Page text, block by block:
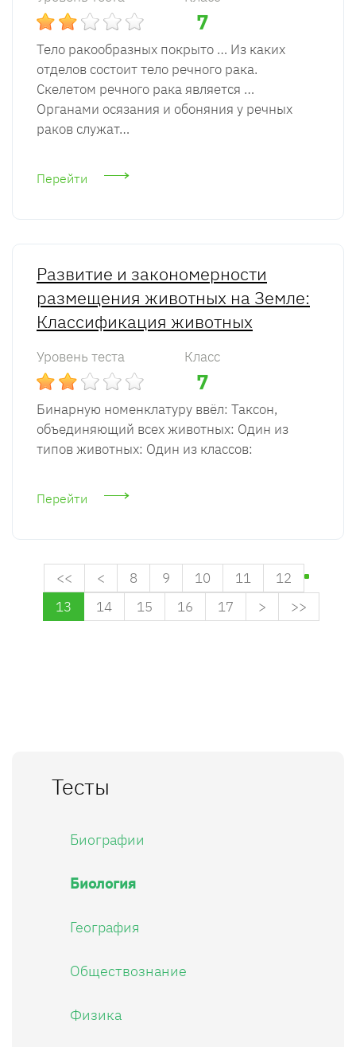
7
Тело ракообразных покрыто … Из каких
отделов состоит тело речного рака.
Скелетом речного рака является …
Органами осязания и обоняния у речных
раков служат…
Перейти
Развитие и закономерности
размещения животных на Земле:
Классификация животных
Уровень теста Класс
7
Бинарную номенклатуру ввёл: Таксон,
объединяющий всех животных: Один из
типов животных: Один из классов:
Перейти
<< < 8 9 10 11
12
13
14 15 16 17 > >>
Тесты
Биографии
Биология
География
Обществознание
Физика